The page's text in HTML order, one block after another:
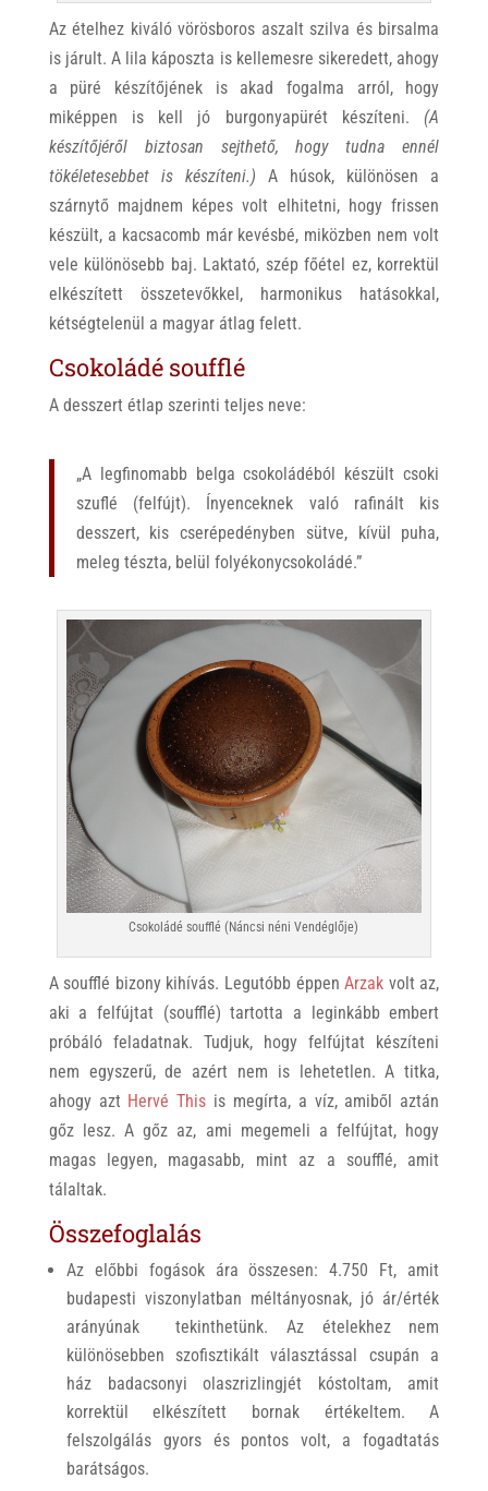
Az ételhez kiváló vörösboros aszalt szilva és birsalma
is járult. A lila káposzta is kellemesre sikeredett, ahogy
a püré készítőjének is akad fogalma arról, hogy
miképpen is kell jó burgonyapürét készíteni. (A
készítőjéről biztosan sejthető, hogy tudna ennél
tökéletesebbet is készíteni.) A húsok, különösen a
szárnytő majdnem képes volt elhitetni, hogy frissen
készült, a kacsacomb már kevésbé, miközben nem volt
vele különösebb baj. Laktató, szép főétel ez, korrektül
elkészített összetevőkkel, harmonikus hatásokkal,
kétségtelenül a magyar átlag felett.
Csokoládé soufflé
A desszert étlap szerinti teljes neve:
„A legfinomabb belga csokoládéból készült csoki
szuflé (felfújt). Ínyenceknek való rafinált kis
desszert, kis cserépedényben sütve, kívül puha,
meleg tészta, belül folyékonycsokoládé.”
Csokoládé soufflé (Náncsi néni Vendéglője)
A soufflé bizony kihívás. Legutóbb éppenArzak volt az,
aki a felfújtat (soufflé) tartotta a leginkább embert
próbáló feladatnak. Tudjuk, hogy felfújtat készíteni
nem egyszerű, de azért nem is lehetetlen. A titka,
ahogy azt Hervé This is megírta, a víz, amiből aztán
gőz lesz. A gőz az, ami megemeli a felfújtat, hogy
magas legyen, magasabb, mint az a soufflé, amit
tálaltak.
Összefoglalás
Az előbbi fogások ára összesen: 4.750 Ft, amit
budapesti viszonylatban méltányosnak, jó ár/érték
arányúnak tekinthetünk. Az ételekhez nem
különösebben szofisztikált választással csupán a
ház badacsonyi olaszrizlingjét kóstoltam, amit
korrektül elkészített bornak értékeltem. A
felszolgálás gyors és pontos volt, a fogadtatás
barátságos.